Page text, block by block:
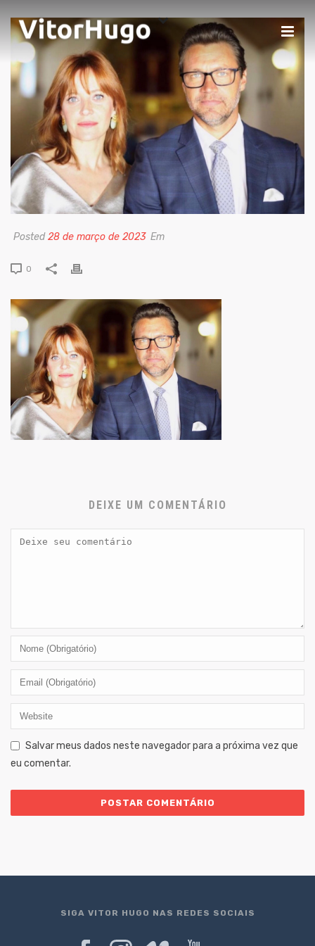
Posted28 de março de 2023 Em
0
DEIXE UM COMENTÁRIO
Salvar meus dados neste navegador para a próxima vez que
eu comentar.
SIGA VITOR HUGO NAS REDES SOCIAIS